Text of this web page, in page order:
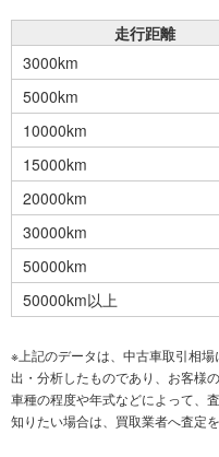
走行距離
3000km
5000km
10000km
15000km
20000km
30000km
50000km
50000km以上
※上記のデータは、中古車取引相
出・分析したものであり、お客様
車種の程度や年式などによって、
知りたい場合は、買取業者へ査定